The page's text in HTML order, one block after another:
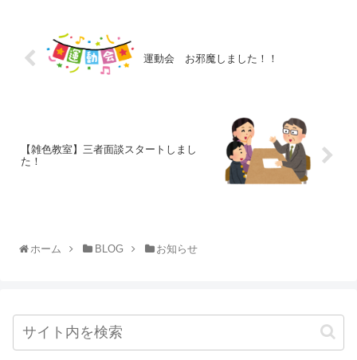
運動会 お邪魔しました！！
【雑色教室】三者面談スタートしまし
た！
ホーム BLOG お知らせ